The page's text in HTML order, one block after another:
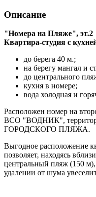
Описание
"Номера на Пляже", эт.2
Квартира-студия с
до берега 40 м.;
на берегу мангал и
до центрального
кухня в номере;
вода холодная и
Расположен номер на
ВСО "ВОДНИК",
ГОРОДСКОГО ПЛЯЖА.
Выгодное расположение
позволяет, находясь
центральный пляж (150 м),
удалении от шума